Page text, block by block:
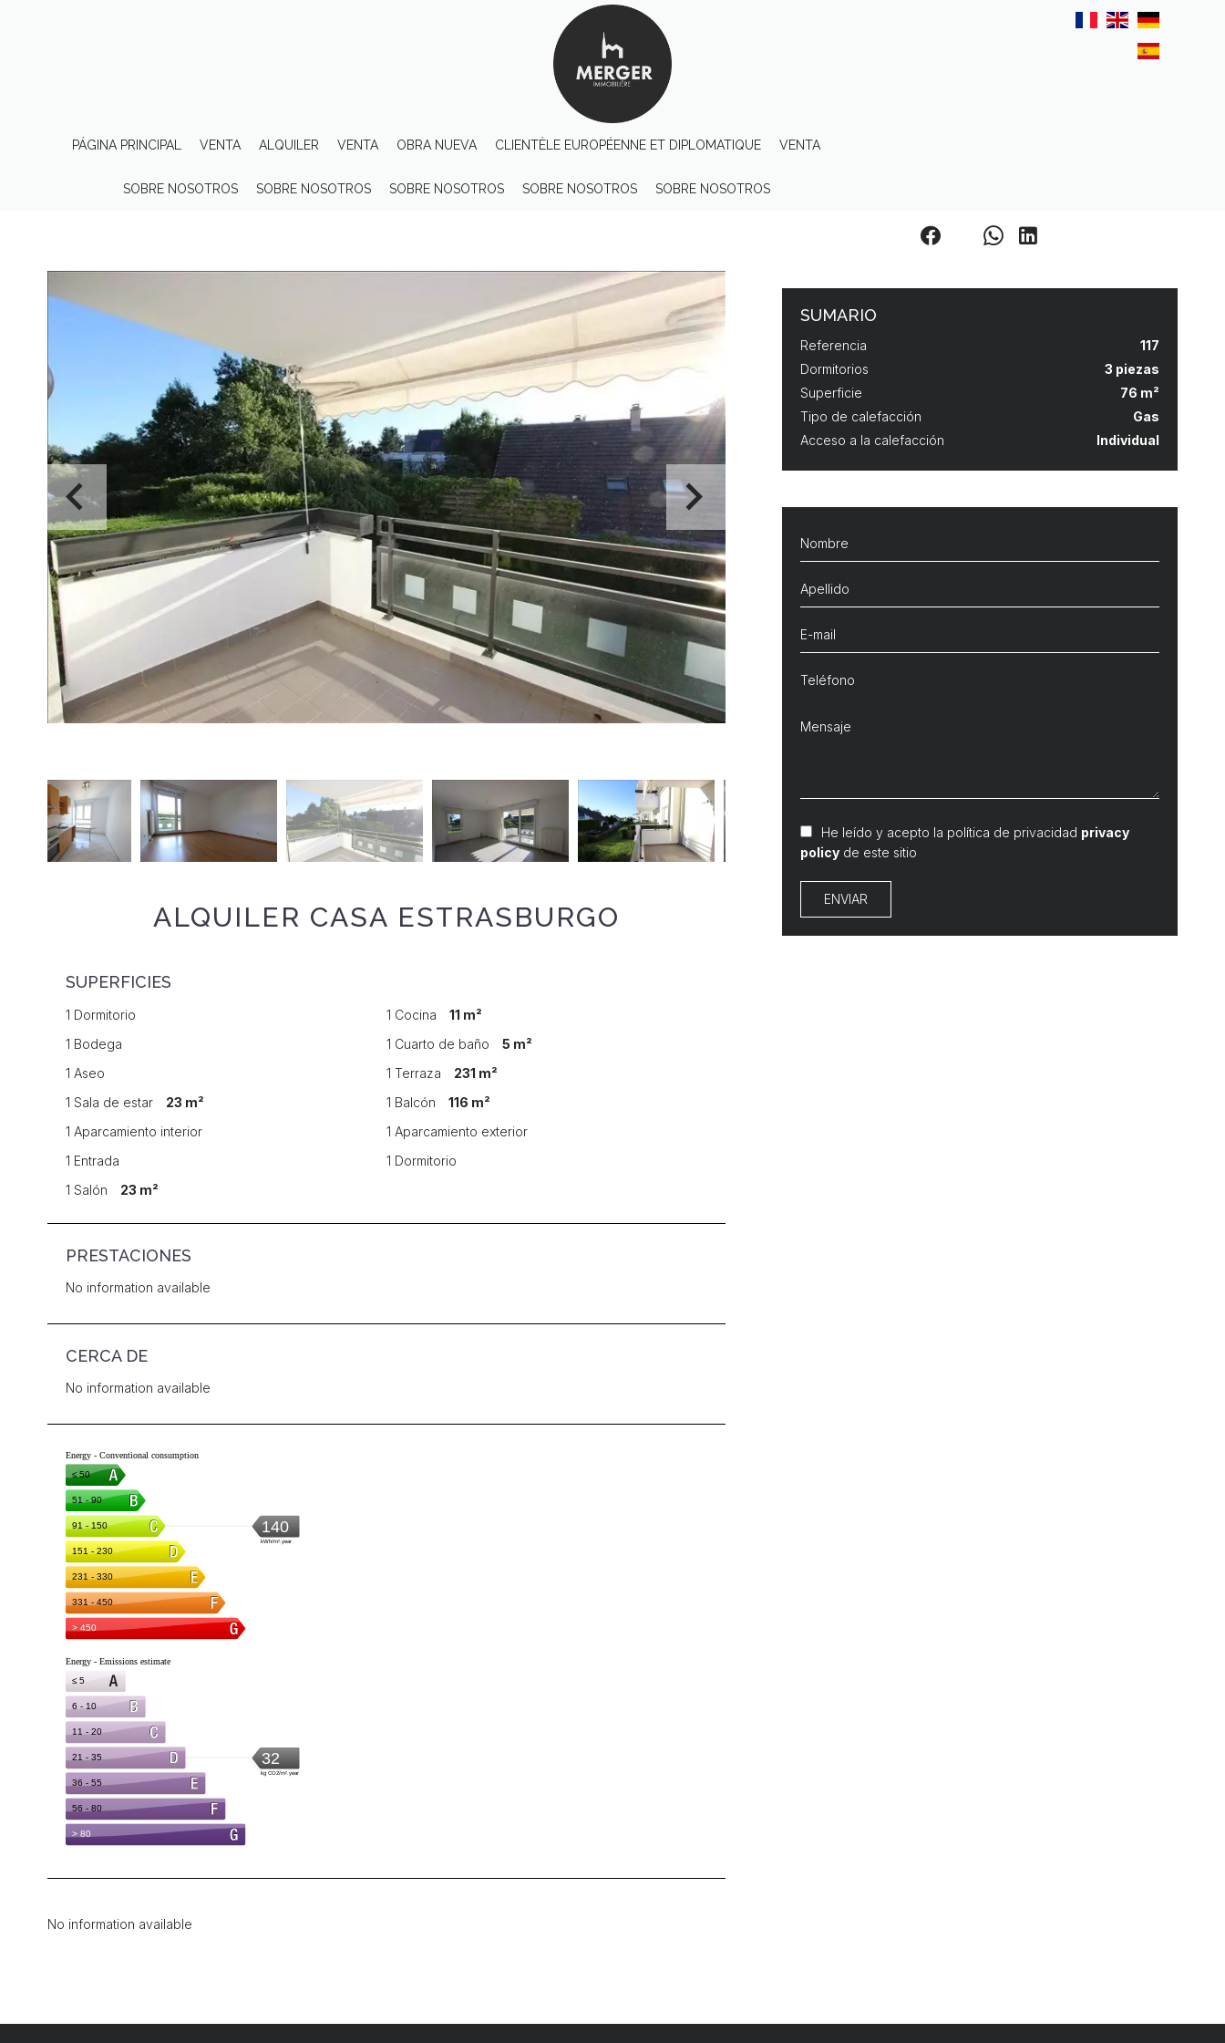
PÁGINA PRINCIPAL VENTA ALQUILER VENTA OBRA NUEVA CLIENTÈLE EUROPÉENNE ET DIPLOMATIQUE VENTA
SOBRE NOSOTROS SOBRE NOSOTROS SOBRE NOSOTROS SOBRE NOSOTROS SOBRE NOSOTROS
ALQUILER CASA ESTRASBURGO
SUPERFICIES
1 Dormitorio 1 Cocina
11 m²
1 Bodega
1 Cuarto de baño
5 m²
1 Aseo
1 Terraza
231 m²
1 Sala de estar
23 m² 1 Balcón
116 m²
1 Aparcamiento interior
1 Aparcamiento exterior
1 Entrada
1 Dormitorio
1 Salón
23 m²
PRESTACIONES
No information available
CERCA DE
No information available
No information available
SUMARIO
Referencia
117
Dormitorios
3 piezas
Superficie
76 m²
Tipo de calefacción
Gas
Acceso a la calefacción
Individual
He leído y acepto la política de privacidad privacy
policy de este sitio
ENVIAR